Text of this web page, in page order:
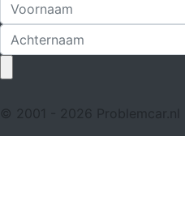
© 2001 - 2026 Problemcar.nl |